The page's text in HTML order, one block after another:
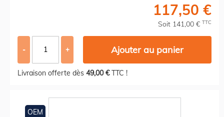
117,50 €
Soit 141,00 € TTC
- + Ajouter au panier
Livraison offerte dès 49,00 €TTC !
OEM